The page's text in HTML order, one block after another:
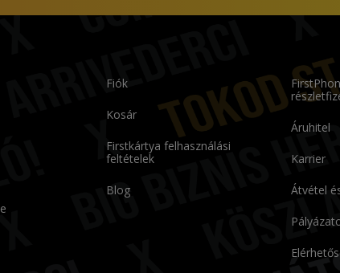
Fiók
Kosár
Firstkártya felhasználási
feltételek
Blog
Áruhitel
Karrier
Átvétel